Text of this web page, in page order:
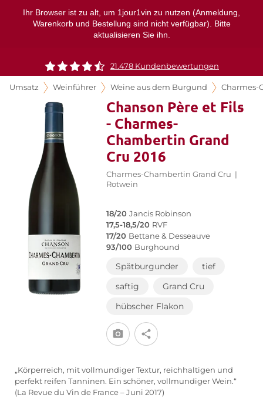
Ihr Browser ist zu alt, um 1jour1vin zu nutzen (Anmeldung,
Warenkorb und Bestellung sind nicht verfügbar). Bitte
aktualisieren Sie ihn.
21.478 Kundenbewertungen
Umsatz Weinführer Weine aus dem Burgund Charmes-
Chanson Père et Fils
- Charmes-
Chambertin Grand
Cru 2016
Charmes-Chambertin Grand Cru |
Rotwein
18/20 Jancis Robinson
17,5-18,5/20 RVF
17/20 Bettane & Desseauve
93/100 Burghound
Spätburgunder
tief
saftig
Grand Cru
hübscher Flakon
„Körperreich, mit vollmundiger Textur, reichhaltigen und
perfekt reifen Tanninen. Ein schöner, vollmundiger Wein.“
(La Revue du Vin de France – Juni 2017)